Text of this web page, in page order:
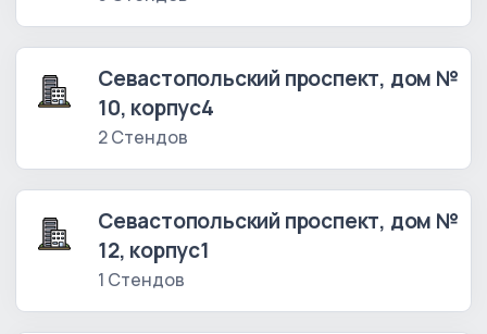
Севастопольский проспект, дом №
10, корпус4
2 Стендов
Севастопольский проспект, дом №
12, корпус1
1 Стендов